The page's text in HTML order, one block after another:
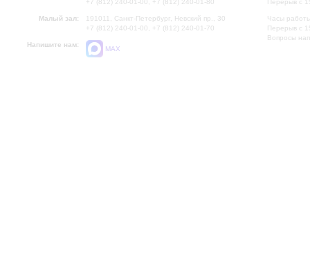
+7 (812) 240-01-00, +7 (812) 240-01-80
Малый зал:
191011, Санкт-Петербург, Невский пр., 30
+7 (812) 240-01-00, +7 (812) 240-01-70
Напишите нам:
MAX
Перерыв с
Часы
Перерыв с
Вопросы